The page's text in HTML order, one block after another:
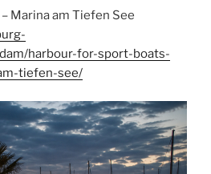
Marina am Tiefen See
harbour-for-sport-boats-
tiefen-see/